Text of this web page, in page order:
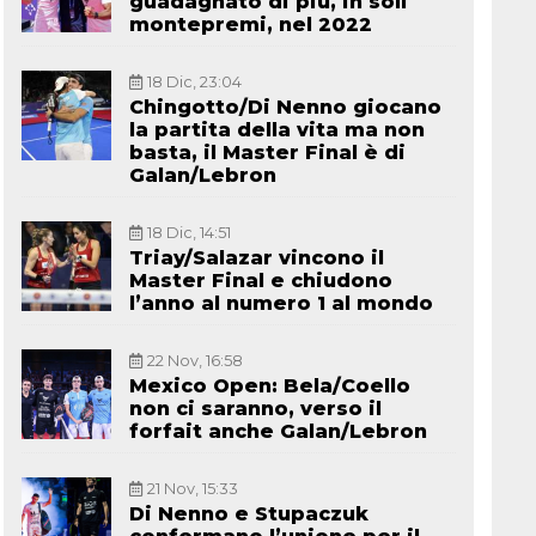
montepremi, nel 2022
18 Dic, 23:04
Chingotto/Di Nenno giocano
la partita della vita ma non
basta, il Master Final è di
Galan/Lebron
18 Dic, 14:51
Triay/Salazar vincono il
Master Final e chiudono
l’anno al numero 1 al mondo
22 Nov, 16:58
Mexico Open: Bela/Coello
non ci saranno, verso il
forfait anche Galan/Lebron
21 Nov, 15:33
Di Nenno e Stupaczuk